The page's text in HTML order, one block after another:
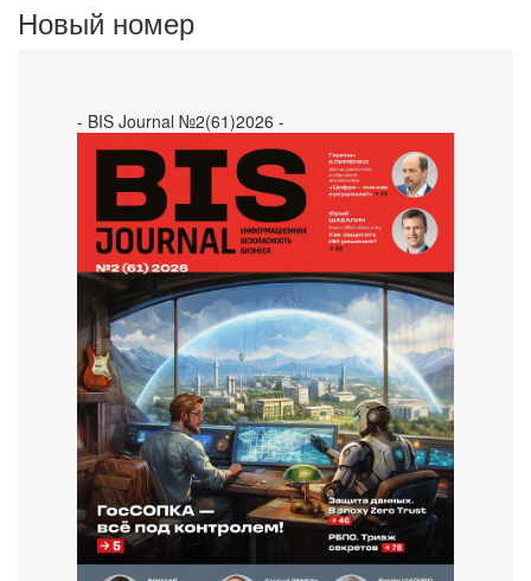
Новый номер
- BIS Journal №2(61)2026 -